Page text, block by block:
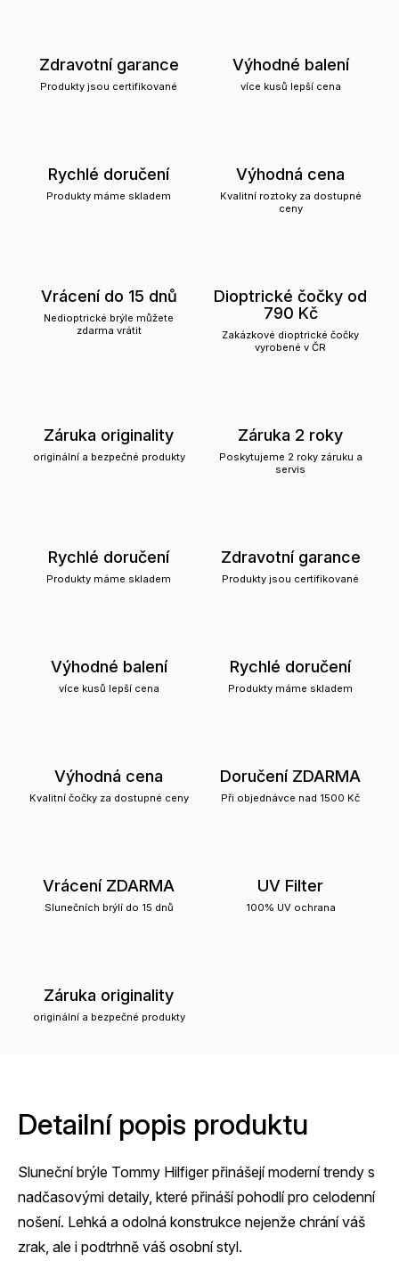
Zdravotní garance
Produkty jsou certifikované
Výhodné balení
více kusů lepší cena
Rychlé doručení
Produkty máme skladem
Výhodná cena
Kvalitní roztoky za dostupné
ceny
Vrácení do 15 dnů
Nedioptrické brýle můžete
zdarma vrátit
Dioptrické čočky od
790 Kč
Zakázkové dioptrické čočky
vyrobené v ČR
Záruka originality
originální a bezpečné produkty
Záruka 2 roky
Poskytujeme 2 roky záruku a
servis
Rychlé doručení
Produkty máme skladem
Zdravotní garance
Produkty jsou certifikované
Výhodné balení
více kusů lepší cena
Rychlé doručení
Produkty máme skladem
Výhodná cena
Kvalitní čočky za dostupné ceny
Doručení ZDARMA
Při objednávce nad 1500 Kč
Vrácení ZDARMA
Slunečních brýlí do 15 dnů
UV Filter
100% UV ochrana
Záruka originality
originální a bezpečné produkty
Detailní popis produktu
Sluneční brýle Tommy Hilfiger přinášejí moderní trendy s
nadčasovými detaily, které přináší pohodlí pro celodenní
nošení. Lehká a odolná konstrukce nejenže chrání váš
zrak, ale i podtrhně váš osobní styl.